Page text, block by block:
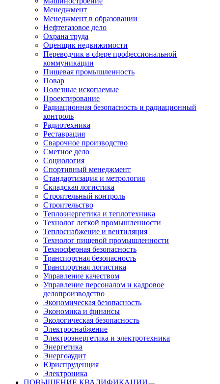
Менеджмент
Менеджмент в образовании
Нефтегазовое дело
Охрана труда
Оценщик недвижимости
Переводчик в сфере профессиональной
коммуникации
Пищевая промышленность
Повар
Полезные ископаемые
Проектирование
Радиационная безопасность и радиационный
контроль
Радиотехника
Реставрация
Сварочное производство
Сметное дело
Социология
Спортивный менеджмент
Стандартизация и метрология
Складская логистика
Строительный контроль
Строительство
Теплоэнергетика и теплотехника
Технолог легкой промышленности
Теплоснабжение и вентиляция
Технолог пищевой промышленности
Техносферная безопасность
Транспортная безопасность
Транспортная логистика
Управление качеством
Управление персоналом и кадровое
делопроизводство
Экономическая безопасность
Экономика и финансы
Экологическая безопасность
Электроснабжение
Электроэнергетика и электротехника
Энергетика
Энергоаудит
Юриспруденция
Электроника
ПОВЫШЕНИЕ КВАЛИФИКАЦИИ